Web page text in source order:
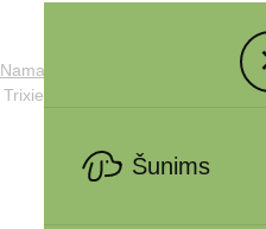
Šunims
Namams šunims
Trixie Ryan transportavimo